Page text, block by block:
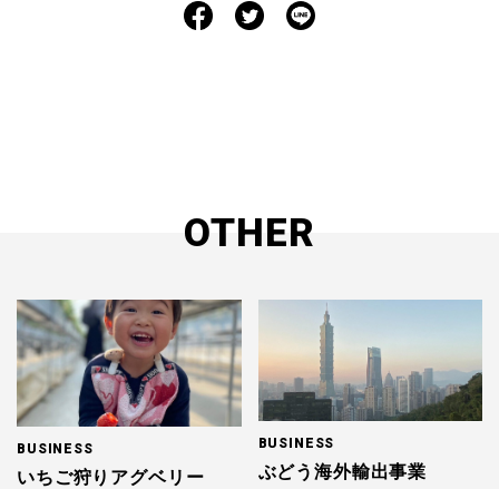
OTHER
BUSINESS
いちご狩りアグベリー
BUSINESS
ぶどう海外輸出事業